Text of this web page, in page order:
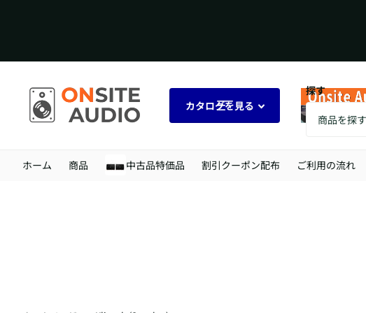
カタログを見る
探す
ホーム 商品 中古品特価品 割引クーポン配布 ご利用の流れ